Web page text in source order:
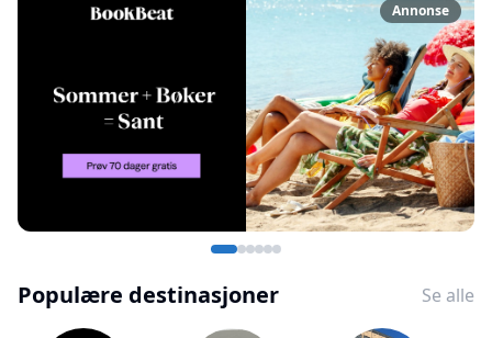
Annonse
Populære destinasjoner Se alle